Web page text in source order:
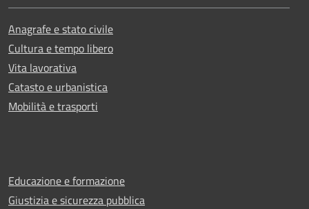
Anagrafe e stato civile
Cultura e tempo libero
Vita lavorativa
Catasto e urbanistica
Mobilità e trasporti
Educazione e formazione
Giustizia e sicurezza pubblica